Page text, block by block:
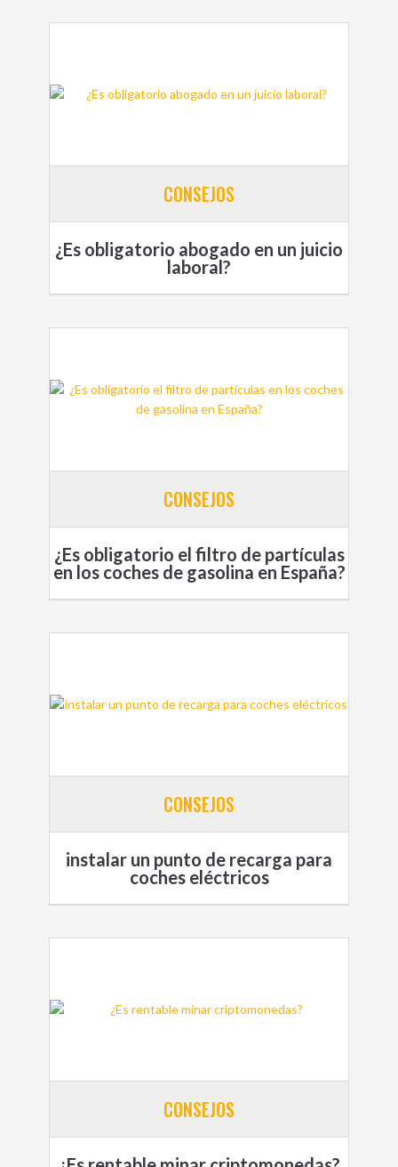
CONSEJOS
¿Es obligatorio abogado en un juicio
laboral?
CONSEJOS
¿Es obligatorio el filtro de partículas
en los coches de gasolina en España?
CONSEJOS
instalar un punto de recarga para
coches eléctricos
CONSEJOS